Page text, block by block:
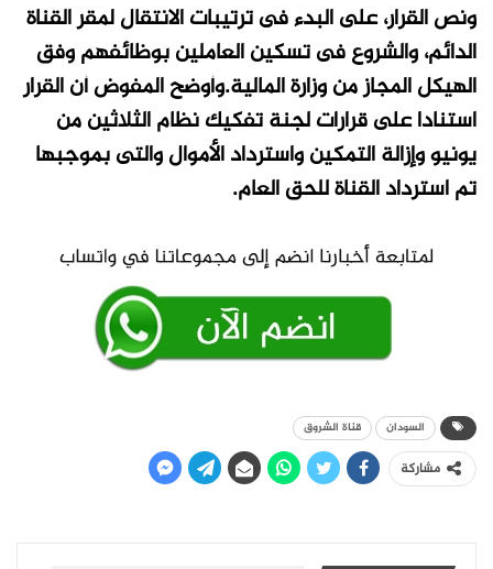
ونص القرار، على البدء فى ترتيبات الانتقال لمقر القناة
الدائم، والشروع فى تسكين العاملين بوظائفهم وفق
الهيكل المجاز من وزارة المالية.وأوضح المفوض أن القرار
استنادا على قرارات لجنة تفكيك نظام الثلاثين من
يونيو وإزالة التمكين واسترداد الأموال والتى بموجبها
تم استرداد القناة للحق العام.
السودان قناة الشروق
مشاركة